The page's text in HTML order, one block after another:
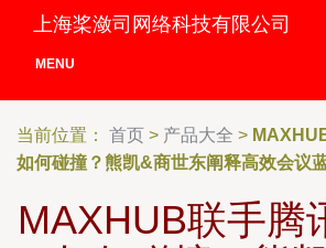
上海桨潋司网络科技有限公司
MENU
当前位置： 首页 > 产品大全 >
如何碰撞？熊凯&商世东阐释高效会议
MAXHUB联手腾